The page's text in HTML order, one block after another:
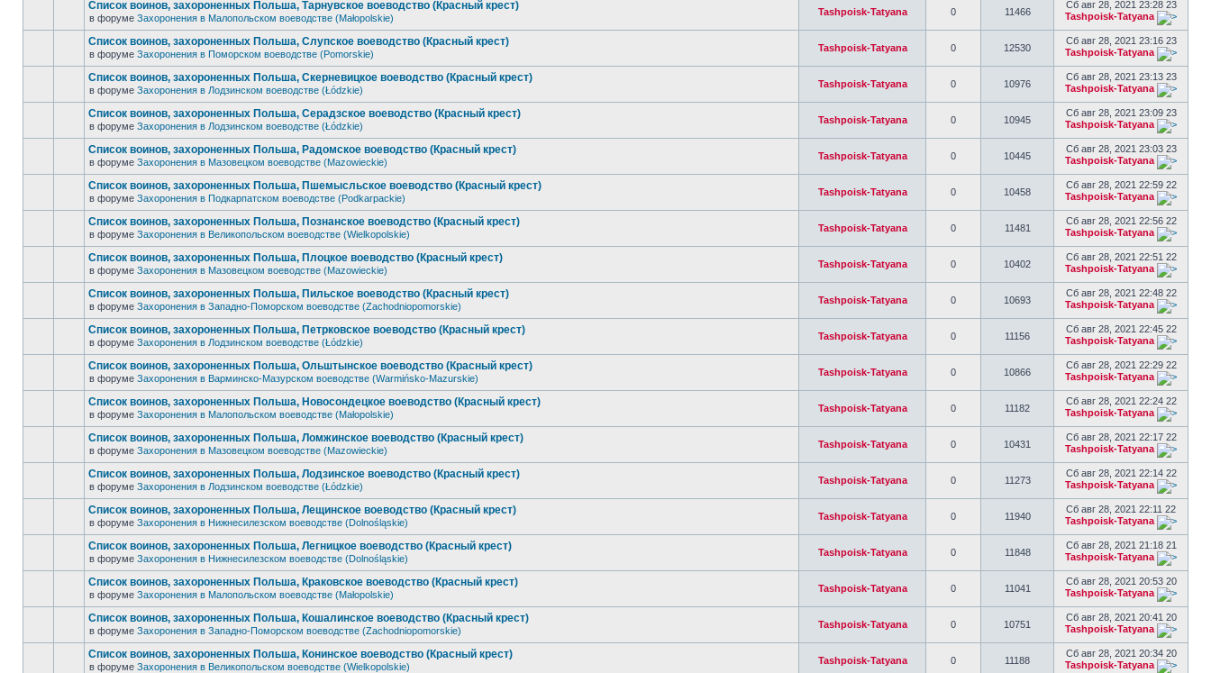
Список воинов, захороненных Польша, Тарнувское воеводство (Красный крест)
в форуме Захоронения в Малопольском воеводстве (Małopolskie)
Tashpoisk-Tatyana 0 11466
Сб авг 28, 2021 23:28 23
Tashpoisk-Tatyana
Список воинов, захороненных Польша, Слупское воеводство (Красный крест)
в форуме Захоронения в Поморском воеводстве (Pomorskie)
Tashpoisk-Tatyana 0 12530
Сб авг 28, 2021 23:16 23
Tashpoisk-Tatyana
Список воинов, захороненных Польша, Скерневицкое воеводство (Красный крест)
в форуме Захоронения в Лодзинском воеводстве (Łódzkie)
Tashpoisk-Tatyana 0 10976
Сб авг 28, 2021 23:13 23
Tashpoisk-Tatyana
Список воинов, захороненных Польша, Серадзское воеводство (Красный крест)
в форуме Захоронения в Лодзинском воеводстве (Łódzkie)
Tashpoisk-Tatyana 0 10945
Сб авг 28, 2021 23:09 23
Tashpoisk-Tatyana
Список воинов, захороненных Польша, Радомское воеводство (Красный крест)
в форуме Захоронения в Мазовецком воеводстве (Mazowieckie)
Tashpoisk-Tatyana 0 10445
Сб авг 28, 2021 23:03 23
Tashpoisk-Tatyana
Список воинов, захороненных Польша, Пшемысльское воеводство (Красный крест)
в форуме Захоронения в Подкарпатском воеводстве (Podkarpackie)
Tashpoisk-Tatyana 0 10458
Сб авг 28, 2021 22:59 22
Tashpoisk-Tatyana
Список воинов, захороненных Польша, Познанское воеводство (Красный крест)
в форуме Захоронения в Великопольском воеводстве (Wielkopolskie)
Tashpoisk-Tatyana 0 11481
Сб авг 28, 2021 22:56 22
Tashpoisk-Tatyana
Список воинов, захороненных Польша, Плоцкое воеводство (Красный крест)
в форуме Захоронения в Мазовецком воеводстве (Mazowieckie)
Tashpoisk-Tatyana 0 10402
Сб авг 28, 2021 22:51 22
Tashpoisk-Tatyana
Список воинов, захороненных Польша, Пильское воеводство (Красный крест)
в форуме Захоронения в Западно-Поморском воеводстве (Zachodniopomorskie)
Tashpoisk-Tatyana 0 10693
Сб авг 28, 2021 22:48 22
Tashpoisk-Tatyana
Список воинов, захороненных Польша, Петрковское воеводство (Красный крест)
в форуме Захоронения в Лодзинском воеводстве (Łódzkie)
Tashpoisk-Tatyana 0 11156
Сб авг 28, 2021 22:45 22
Tashpoisk-Tatyana
Список воинов, захороненных Польша, Ольштынское воеводство (Красный крест)
в форуме Захоронения в Варминско-Мазурском воеводстве (Warmińsko-Mazurskie)
Tashpoisk-Tatyana 0 10866
Сб авг 28, 2021 22:29 22
Tashpoisk-Tatyana
Список воинов, захороненных Польша, Новосондецкое воеводство (Красный крест)
в форуме Захоронения в Малопольском воеводстве (Małopolskie)
Tashpoisk-Tatyana 0 11182
Сб авг 28, 2021 22:24 22
Tashpoisk-Tatyana
Список воинов, захороненных Польша, Ломжинское воеводство (Красный крест)
в форуме Захоронения в Мазовецком воеводстве (Mazowieckie)
Tashpoisk-Tatyana 0 10431
Сб авг 28, 2021 22:17 22
Tashpoisk-Tatyana
Список воинов, захороненных Польша, Лодзинское воеводство (Красный крест)
в форуме Захоронения в Лодзинском воеводстве (Łódzkie)
Tashpoisk-Tatyana 0 11273
Сб авг 28, 2021 22:14 22
Tashpoisk-Tatyana
Список воинов, захороненных Польша, Лещинское воеводство (Красный крест)
в форуме Захоронения в Нижнесилезском воеводстве (Dolnośląskie)
Tashpoisk-Tatyana 0 11940
Сб авг 28, 2021 22:11 22
Tashpoisk-Tatyana
Список воинов, захороненных Польша, Легницкое воеводство (Красный крест)
в форуме Захоронения в Нижнесилезском воеводстве (Dolnośląskie)
Tashpoisk-Tatyana 0 11848
Сб авг 28, 2021 21:18 21
Tashpoisk-Tatyana
Список воинов, захороненных Польша, Краковское воеводство (Красный крест)
в форуме Захоронения в Малопольском воеводстве (Małopolskie)
Tashpoisk-Tatyana 0 11041
Сб авг 28, 2021 20:53 20
Tashpoisk-Tatyana
Список воинов, захороненных Польша, Кошалинское воеводство (Красный крест)
в форуме Захоронения в Западно-Поморском воеводстве (Zachodniopomorskie)
Tashpoisk-Tatyana 0 10751
Сб авг 28, 2021 20:41 20
Tashpoisk-Tatyana
Список воинов, захороненных Польша, Конинское воеводство (Красный крест)
в форуме Захоронения в Великопольском воеводстве (Wielkopolskie)
Tashpoisk-Tatyana 0 11188
Сб авг 28, 2021 20:34 20
Tashpoisk-Tatyana